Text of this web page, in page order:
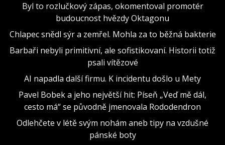
Byl to rozlučkový zápas, okomentoval promotér
budoucnost hvězdy Oktagonu
Chlapec snědl sýr a zemřel. Mohla za to běžná bakterie
Barbaři nebyli primitivní, ale sofistikovaní. Historii totiž
psali vítězové
AI napadla další firmu. K incidentu došlo u Mety
Pavel Bobek a jeho největší hit: Píseň „Veď mě dál,
cesto má“ se původně jmenovala Rododendron
Odlehčete v létě svým nohám aneb tipy na vzdušné
pánské boty